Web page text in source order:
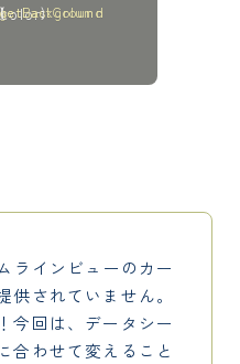
.
getLastColumn
(
)
)
.
setBackground
(
color)
;
ラインビューのカー
供されていません。
今回は、データシー
合わせて変えること